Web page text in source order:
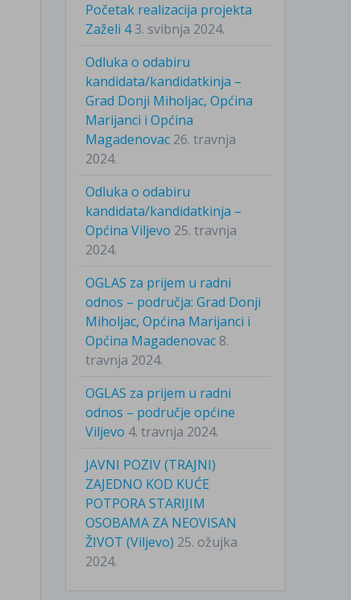
Početak realizacija projekta
Zaželi 4 3. svibnja 2024.
Odluka o odabiru
kandidata/kandidatkinja –
Grad Donji Miholjac, Općina
Marijanci i Općina
Magadenovac 26. travnja
2024.
Odluka o odabiru
kandidata/kandidatkinja –
Općina Viljevo 25. travnja
2024.
OGLAS za prijem u radni
odnos – područja: Grad Donji
Miholjac, Općina Marijanci i
Općina Magadenovac 8.
travnja 2024.
OGLAS za prijem u radni
odnos – područje općine
Viljevo 4. travnja 2024.
JAVNI POZIV (TRAJNI)
ZAJEDNO KOD KUĆE
POTPORA STARIJIM
OSOBAMA ZA NEOVISAN
ŽIVOT (Viljevo) 25. ožujka
2024.